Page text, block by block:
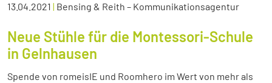
13.04.2021 | Bensing & Reith – Kommunikationsagentur
Neue Stühle für die Montessori-Schule
in Gelnhausen
Spende von romeisIE und Roomhero im Wert von mehr als